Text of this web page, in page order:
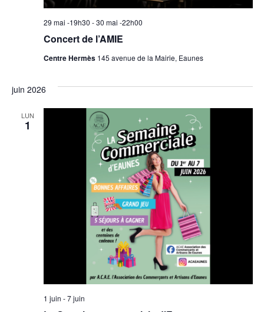
Concert de l’AMIE
29 mai -19h30 -30 mai -22h00
Centre Hermès 145 avenue de la Mairie, Eaunes
juin 2026
LUN
1
1 juin -7 juin